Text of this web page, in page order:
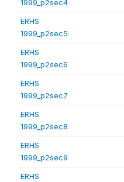
1999_p2sec4
ERHS
1999_p2sec5
ERHS
1999_p2sec6
ERHS
1999_p2sec7
ERHS
1999_p2sec8
ERHS
1999_p2sec9
ERHS